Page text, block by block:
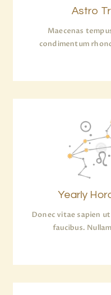
Astro
Maecenas
condimentum
Yearly
Donec vitae sapien
faucibus.